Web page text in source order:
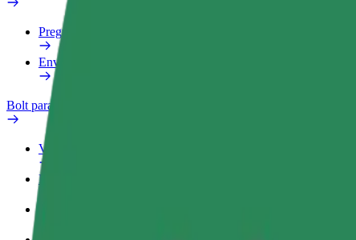
Preguntas frecuentes
Enviar aviso sobre un vehículo
Bolt para empresas
Ventajas
Perfil de trabajo